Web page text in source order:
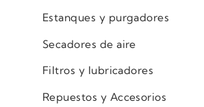
Estanques y purgadores
Secadores de aire
Filtros y lubricadores
Repuestos y Accesorios